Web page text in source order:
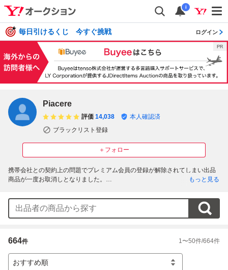
i
毎日引けるくじ 今すぐ挑戦 ログイン
Piacere
＋フォロー
評価 14,038
本人確認済
ブラックリスト登録
携帯会社との契約上の問題でプレミアム会員の登録が解除されてしまい出品
商品が一度お取消しとなりました。
こちらの不手際によりオークションにご参加頂いておりました方々には大変
ご迷惑をお掛け致しまして申し訳ございませんでした。
もっと見る
664件 1 〜50件/664件
おすすめ順